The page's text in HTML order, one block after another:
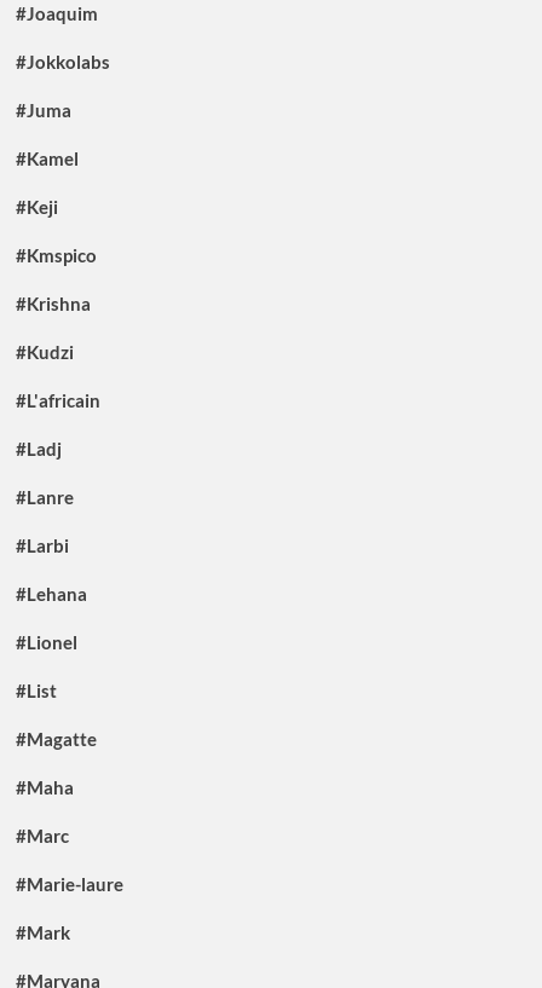
#Joaquim
#Jokkolabs
#Juma
#Kamel
#Keji
#Kmspico
#Krishna
#Kudzi
#L'africain
#Ladj
#Lanre
#Larbi
#Lehana
#Lionel
#List
#Magatte
#Maha
#Marc
#Marie-laure
#Mark
#Maryana